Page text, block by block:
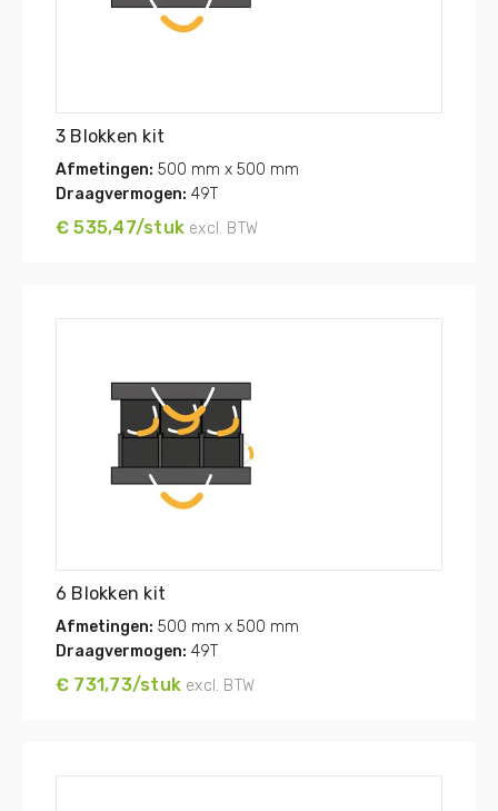
3 Blokken kit
Afmetingen: 500 mm x 500 mm
Draagvermogen: 49T
€ 535,47/stuk excl. BTW
6 Blokken kit
Afmetingen: 500 mm x 500 mm
Draagvermogen: 49T
€ 731,73/stuk excl. BTW